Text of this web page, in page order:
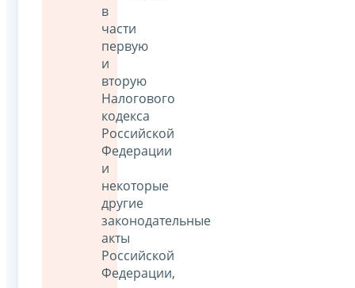
в
части
первую
и
вторую
Налогового
кодекса
Российской
Федерации
и
некоторые
другие
законодательные
акты
Российской
Федерации,